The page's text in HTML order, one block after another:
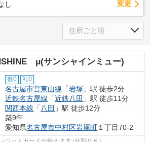
し 変更
μ(サンシャインミュー)
敷0 礼0
名古屋市営東山線 「岩塚 」駅 徒歩2分
近鉄名古屋線 「近鉄八田 」駅 徒歩11分
関西本線 「八田 」駅 徒歩12分
築9年
愛知県名古屋市中村区岩塚町１丁目70-2